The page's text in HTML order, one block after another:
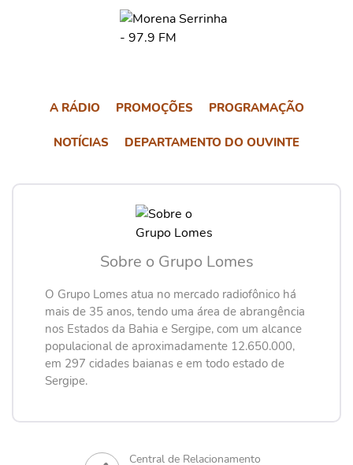
A RÁDIO PROMOÇÕES PROGRAMAÇÃO
NOTÍCIAS DEPARTAMENTO DO OUVINTE
Sobre o Grupo Lomes
O Grupo Lomes atua no mercado radiofônico há
mais de 35 anos, tendo uma área de abrangência
nos Estados da Bahia e Sergipe, com um alcance
populacional de aproximadamente 12.650.000,
em 297 cidades baianas e em todo estado de
Sergipe.
Central de Relacionamento